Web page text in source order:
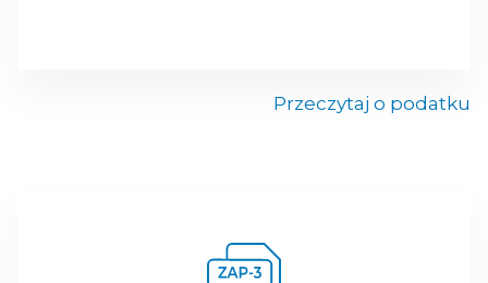
Przeczytaj o podatku